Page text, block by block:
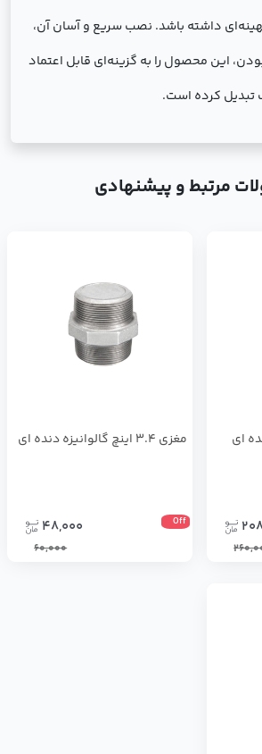
داشته باشد. نصب سریع و آسان آن،
این محصول را به گزینه‌ای قابل اعتماد
تبدیل کرده است.
مرتبط و پیشنهادی
مغزی 3.4 اینچ گالوانیزه دنده ای
Off
48,000
60,000